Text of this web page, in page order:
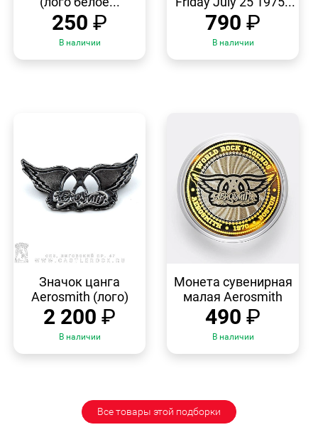
250 ₽
В наличии
790 ₽
В наличии
ПРОСМОТР
Значок цанга
Aerosmith (лого)
2 200 ₽
В наличии
ПРОСМОТР
Монета сувенирная
малая Aerosmith
490 ₽
В наличии
Все товары этой подборки